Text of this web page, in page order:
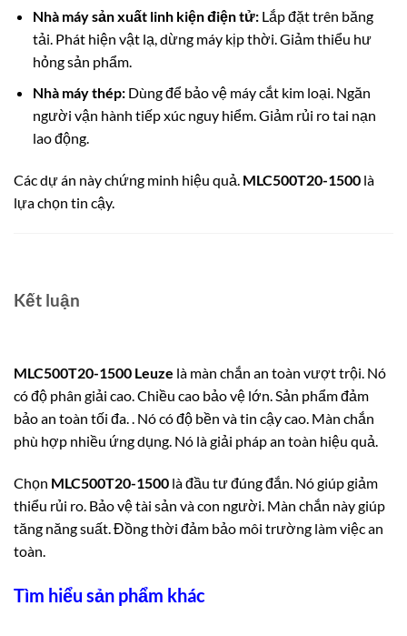
Nhà máy sản xuất linh kiện điện tử:Lắp đặt trên băng
tải. Phát hiện vật lạ, dừng máy kịp thời. Giảm thiểu hư
hỏng sản phẩm.
Nhà máy thép:Dùng để bảo vệ máy cắt kim loại. Ngăn
người vận hành tiếp xúc nguy hiểm. Giảm rủi ro tai nạn
lao động.
Các dự án này chứng minh hiệu quả. MLC500T20-1500 là
lựa chọn tin cậy.
Kết luận
MLC500T20-1500 Leuze là màn chắn an toàn vượt trội. Nó
có độ phân giải cao. Chiều cao bảo vệ lớn. Sản phẩm đảm
bảo an toàn tối đa. . Nó có độ bền và tin cậy cao. Màn chắn
phù hợp nhiều ứng dụng. Nó là giải pháp an toàn hiệu quả.
Chọn MLC500T20-1500 là đầu tư đúng đắn. Nó giúp giảm
thiểu rủi ro. Bảo vệ tài sản và con người. Màn chắn này giúp
tăng năng suất. Đồng thời đảm bảo môi trường làm việc an
toàn.
Tìm hiểu sản phẩm khác